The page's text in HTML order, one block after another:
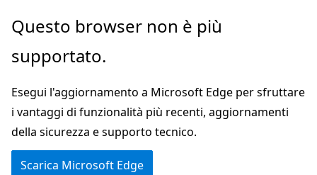
Ignora
passa
contenuto
principale
Questo browser non è più
supportato.
Esegui l'aggiornamento a Microsoft Edge per sfruttare
i vantaggi di funzionalità più recenti, aggiornamenti
della sicurezza e supporto tecnico.
Scarica Microsoft Edge